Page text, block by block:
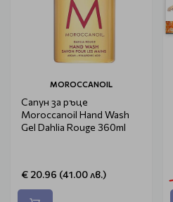
MOROCCANOIL
Сапун за ръце
Moroccanoil Hand Wash
Gel Dahlia Rouge 360ml
€ 20.96 (41.00 лв.)